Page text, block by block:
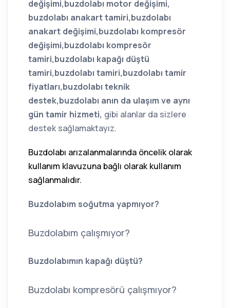
değişimi,buzdolabı motor değişimi,
buzdolabı anakart tamiri,buzdolabı
anakart değişimi,buzdolabı kompresör
değişimi,buzdolabı kompresör
tamiri,buzdolabı kapağı düştü
tamiri,buzdolabı tamiri,buzdolabı tamir
fiyatları,buzdolabı teknik
destek,buzdolabı anın da ulaşım ve aynı
gün tamir hizmeti, gibi alanlar da sizlere
destek sağlamaktayız.
Buzdolabı arızalanmalarında öncelik olarak
kullanım klavuzuna bağlı olarak kullanım
sağlanmalıdır.
Buzdolabım soğutma yapmıyor?
Buzdolabım çalışmıyor?
Buzdolabımın kapağı düştü?
Buzdolabı kompresörü çalışmıyor?